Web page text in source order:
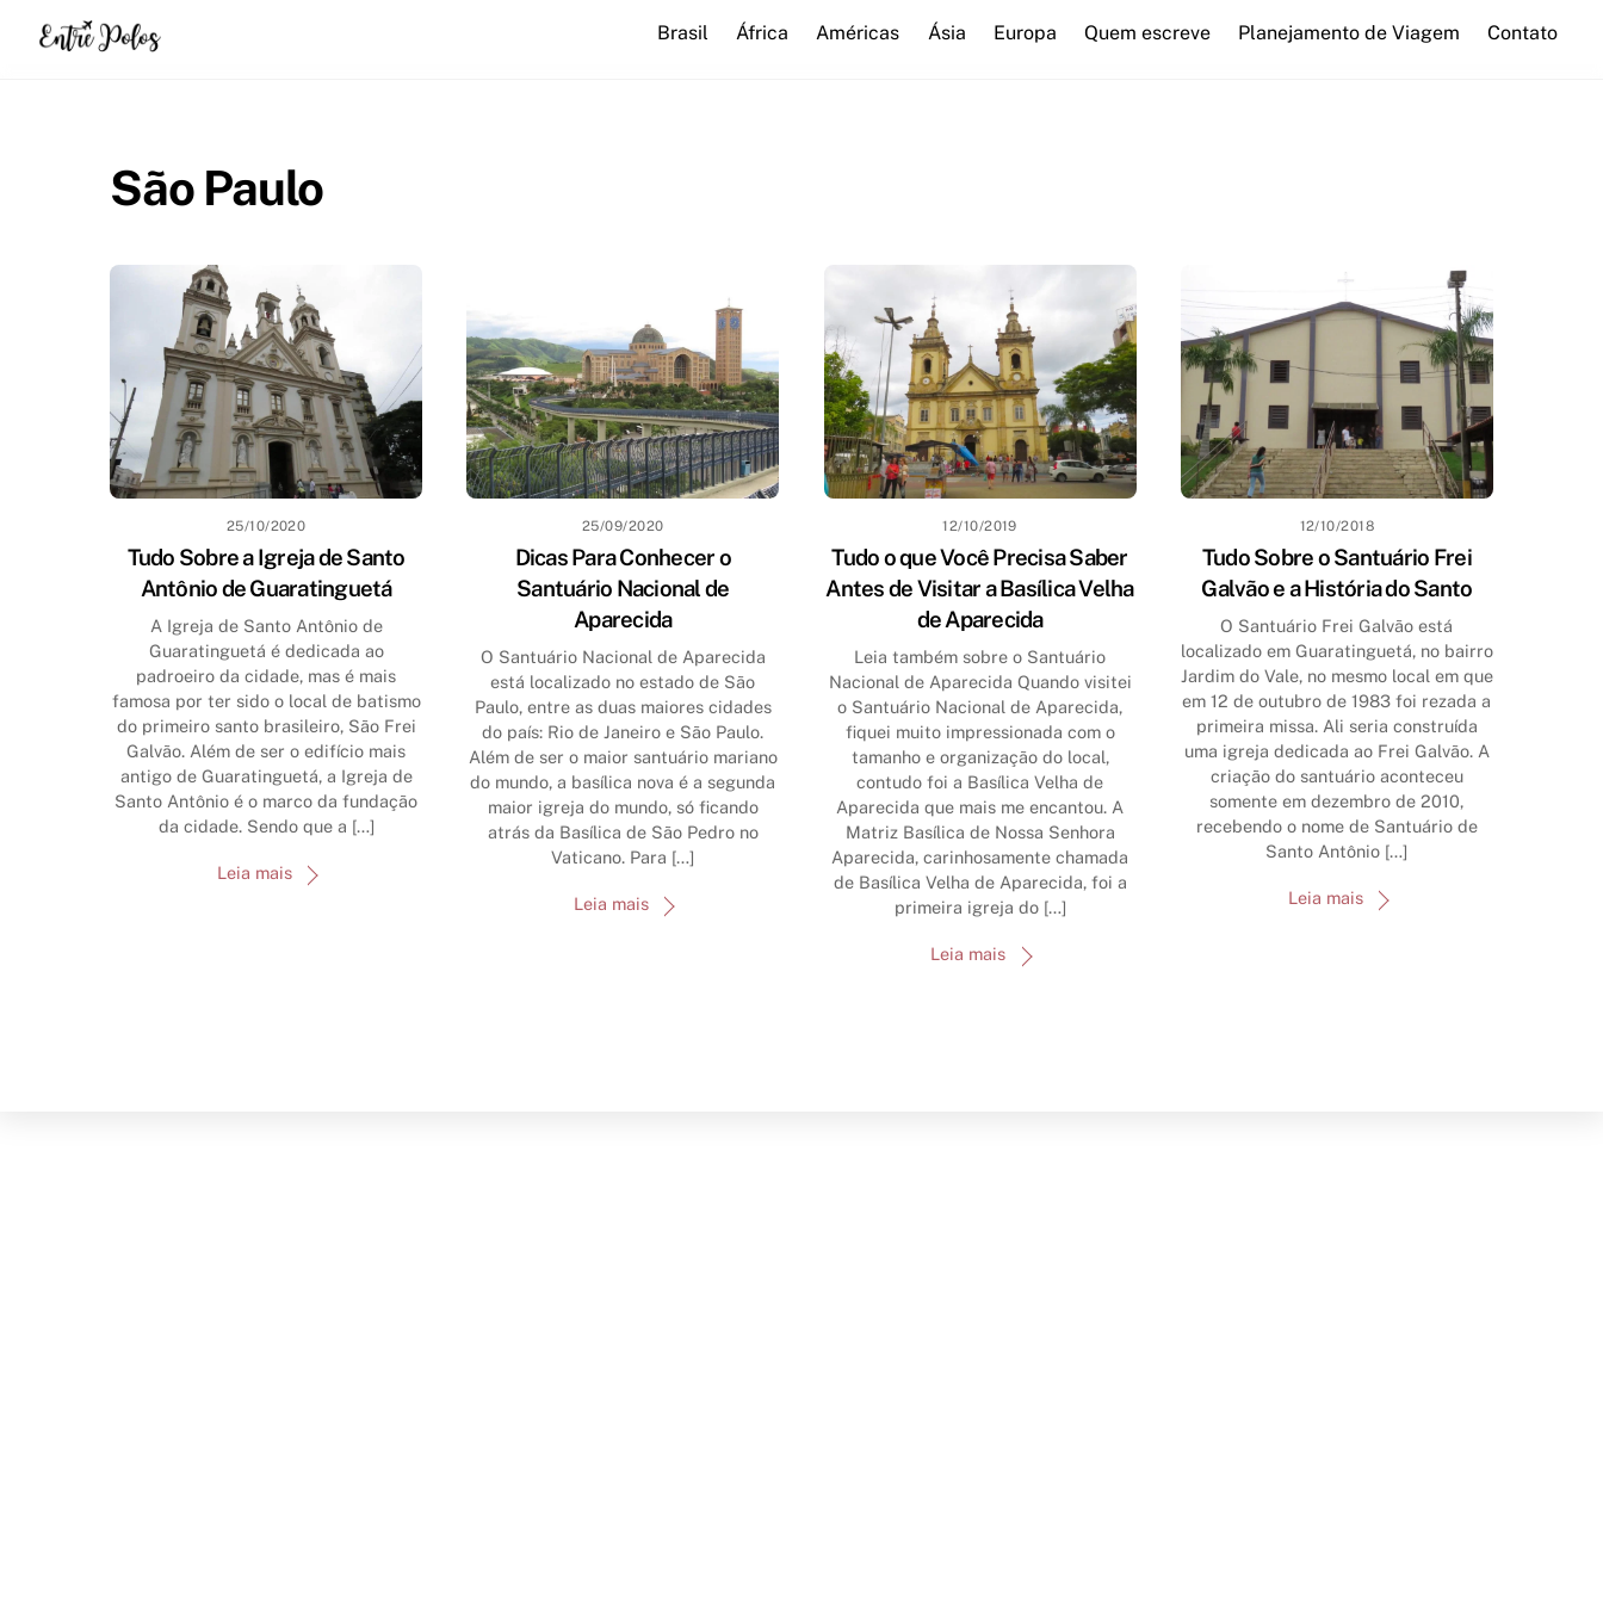
Brasil África Américas Ásia Europa Quem escreve Planejamento de Viagem Contato
São Paulo
25/10/2020
Tudo Sobre a Igreja de Santo
Antônio de Guaratinguetá
A Igreja de Santo Antônio de
Guaratinguetá é dedicada ao
padroeiro da cidade, mas é mais
famosa por ter sido o local de batismo
do primeiro santo brasileiro, São Frei
Galvão. Além de ser o edifício mais
antigo de Guaratinguetá, a Igreja de
Santo Antônio é o marco da fundação
da cidade. Sendo que a […]
Leia mais
25/09/2020
Dicas Para Conhecer o
Santuário Nacional de
Aparecida
O Santuário Nacional de Aparecida
está localizado no estado de São
Paulo, entre as duas maiores cidades
do país: Rio de Janeiro e São Paulo.
Além de ser o maior santuário mariano
do mundo, a basílica nova é a segunda
maior igreja do mundo, só ficando
atrás da Basílica de São Pedro no
Vaticano. Para […]
Leia mais
12/10/2019
Tudo o que Você Precisa Saber
Antes de Visitar a Basílica Velha
de Aparecida
Leia também sobre o Santuário
Nacional de Aparecida Quando visitei
o Santuário Nacional de Aparecida,
fiquei muito impressionada com o
tamanho e organização do local,
contudo foi a Basílica Velha de
Aparecida que mais me encantou. A
Matriz Basílica de Nossa Senhora
Aparecida, carinhosamente chamada
de Basílica Velha de Aparecida, foi a
primeira igreja do […]
Leia mais
12/10/2018
Tudo Sobre o Santuário Frei
Galvão e a História do Santo
O Santuário Frei Galvão está
localizado em Guaratinguetá, no bairro
Jardim do Vale, no mesmo local em que
em 12 de outubro de 1983 foi rezada a
primeira missa. Ali seria construída
uma igreja dedicada ao Frei Galvão. A
criação do santuário aconteceu
somente em dezembro de 2010,
recebendo o nome de Santuário de
Santo Antônio […]
Leia mais